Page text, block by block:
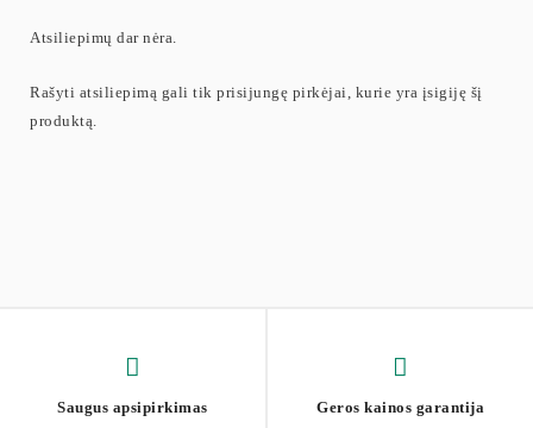
Atsiliepimų dar nėra.
Rašyti atsiliepimą gali tik prisijungę pirkėjai, kurie yra įsigiję šį
produktą.
Saugus apsipirkimas Geros kainos garantija